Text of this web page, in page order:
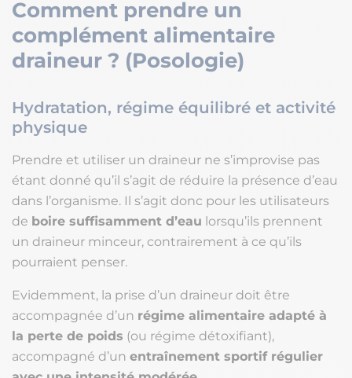
Comment prendre un
complément alimentaire
draineur ? (Posologie)
Hydratation, régime équilibré et activité
physique
Prendre et utiliser un draineur ne s’improvise pas
étant donné qu’il s’agit de réduire la présence d’eau
dans l’organisme. Il s’agit donc pour les utilisateurs
de boire suffisamment d’eau lorsqu’ils prennent
un draineur minceur, contrairement à ce qu’ils
pourraient penser.
Evidemment, la prise d’un draineur doit être
accompagnée d’un régime alimentaire adapté à
la perte de poids (ou régime détoxifiant),
accompagné d’un entraînement sportif régulier